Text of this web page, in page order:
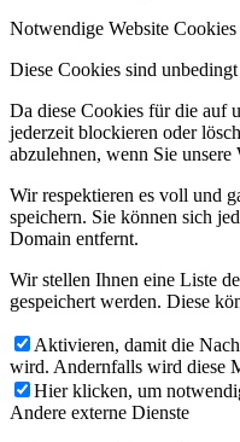
Notwendige Website Cookies
Diese Cookies sind
Da diese Cookies für die auf
jederzeit blockieren oder
abzulehnen, wenn Sie unsere
Wir respektieren es voll und
speichern. Sie können sich
Domain entfernt.
Wir stellen Ihnen eine Liste
gespeichert werden. Diese
Aktivieren, damit die
wird. Andernfalls wird diese
Hier klicken, um
Andere externe Dienste